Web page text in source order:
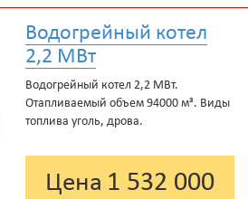
Водогрейный котел
2,2 МВт
Водогрейный котел 2,2 МВт.
Отапливаемый объем 94000 м³. Виды
топлива уголь, дрова.
Цена 1 532 000